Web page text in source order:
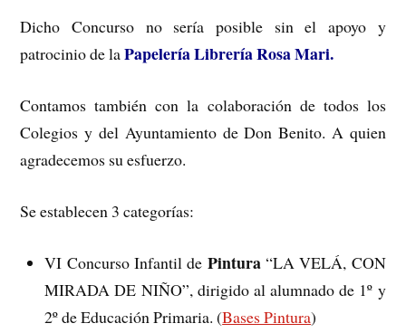
Dicho Concurso no sería posible sin el apoyo y
patrocinio de laPapelería Librería Rosa Mari.
Contamos también con la colaboración de todos los
Colegios y del Ayuntamiento de Don Benito. A quien
agradecemos su esfuerzo.
Se establecen 3 categorías:
VI Concurso Infantil de Pintura“LA VELÁ, CON
MIRADA DE NIÑO”, dirigido al alumnado de 1º y
2º de Educación Primaria. (Bases Pintura)